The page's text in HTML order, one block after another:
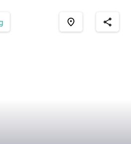
place share